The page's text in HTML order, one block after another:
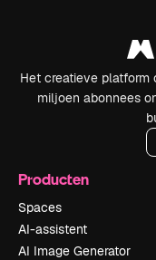
Het creatieve platform
miljoen abonnees
Producten
Spaces
AI-assistent
AI Image Generator